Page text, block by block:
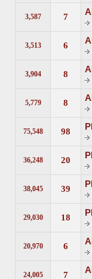
7
3,587
6
3,513
8
3,904
8
5,779
98
75,548
20
36,248
39
38,045
18
29,030
6
20,970
7
24,005